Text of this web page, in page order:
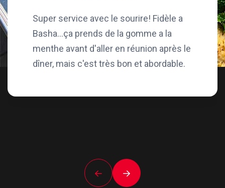
sourire! Fidèle a
gomme a la
réunion après le
et abordable.
Très bonne bouffe
restaurant. Un lei
service est bien
stationnement,
dans ce